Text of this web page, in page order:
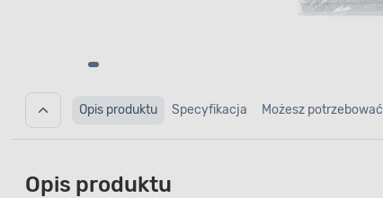
Opis produktu Specyfikacja Możesz potrzebować
Opis produktu